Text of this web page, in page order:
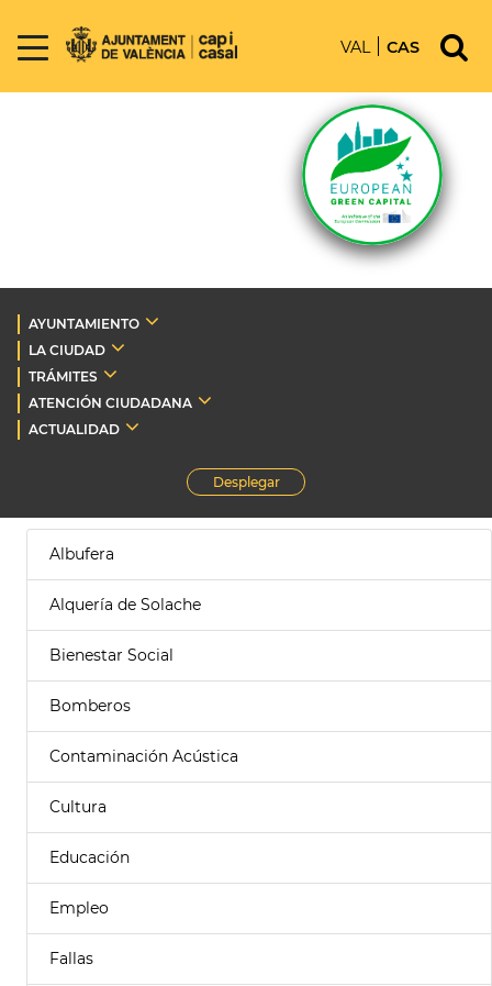
VAL CAS
AYUNTAMIENTO
LA CIUDAD
TRÁMITES
ATENCIÓN CIUDADANA
ACTUALIDAD
Desplegar
Albufera
Alquería de Solache
Bienestar Social
Bomberos
Contaminación Acústica
Cultura
Educación
Empleo
Fallas